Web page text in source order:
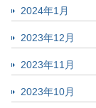
2024年1月
2023年12月
2023年11月
2023年10月